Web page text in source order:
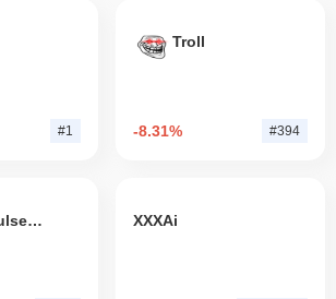
#1
Troll
-8.31% #394
HEX (Pulsechain) XXXAi